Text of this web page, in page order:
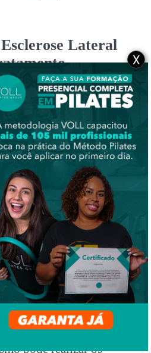
Lateral
pacientes de ELA devem
dias, a fim de evitar
musculares que
no futuro (como a
de flexão de
os alongamentos
o paciente para que
os outros dias da
estiver totalmente
pode realizar os
X